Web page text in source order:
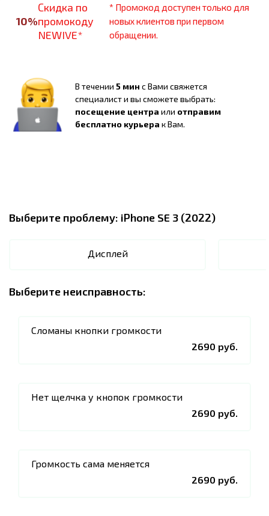
10%
Скидка по
промокоду
NEWIVE*
* Промокод доступен только для
новых клиентов при первом
обращении.
В течении 5 мин с Вами свяжется
специалист и вы сможете выбрать:
посещение центра или отправим
бесплатно курьера к Вам.
Выберите проблему: iPhone SE 3 (2022)
Дисплей
Выберите неисправность:
Сломаны кнопки громкости
2690 руб.
Нет щелчка у кнопок громкости
2690 руб.
Громкость сама меняется
2690 руб.